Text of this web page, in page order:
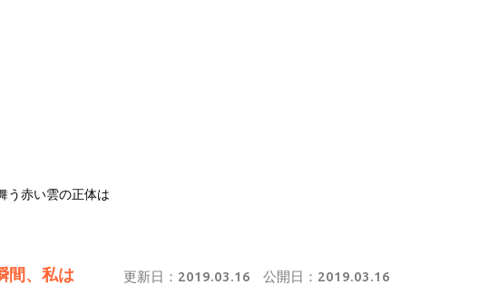
う赤い雲の正体は
間、私は 更新日： 2019.03.16 公開日： 2019.03.16